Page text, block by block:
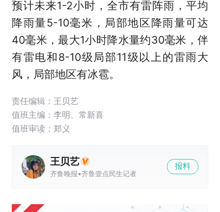
预计未来1-2小时，全市有雷阵雨，平均
降雨量5-10毫米，局部地区降雨量可达
40毫米，最大1小时降水量约30毫米，伴
有雷电和8-10级局部11级以上的雷雨大
风，局部地区有冰雹。
责任编辑：王贝艺
值班主编： 李明 、 常新喜
值班审读：郑义
王贝艺
齐鲁晚报•齐鲁壹点民生记者
报料